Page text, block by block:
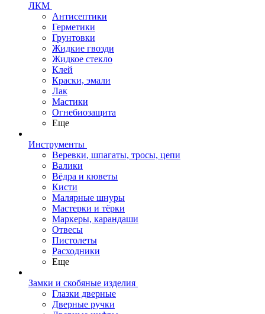
ЛКМ
Антисептики
Герметики
Грунтовки
Жидкие гвозди
Жидкое стекло
Клей
Краски, эмали
Лак
Мастики
Огнебиозащита
Еще
Инструменты
Веревки, шпагаты, тросы, цепи
Валики
Вёдра и кюветы
Кисти
Малярные шнуры
Мастерки и тёрки
Маркеры, карандаши
Отвесы
Пистолеты
Расходники
Еще
Замки и скобяные изделия
Глазки дверные
Дверные ручки